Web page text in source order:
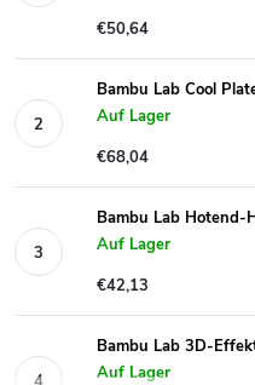
€50,64
Bambu Lab Cool
Auf Lager
€68,04
Bambu Lab Hotend-
Auf Lager
€42,13
Bambu Lab 3D-
Auf Lager